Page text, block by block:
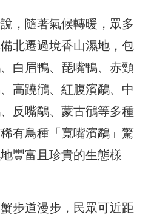
，隨著氣候轉暖，眾多
北遷過境香山濕地，包
白眉鴨、琵嘴鴨、赤頸
高蹺鴴、紅腹濱鷸、中
反嘴鷸、蒙古鴴等多種
有鳥種「寬嘴濱鷸」驚
豐富且珍貴的生態樣
步道漫步，民眾可近距